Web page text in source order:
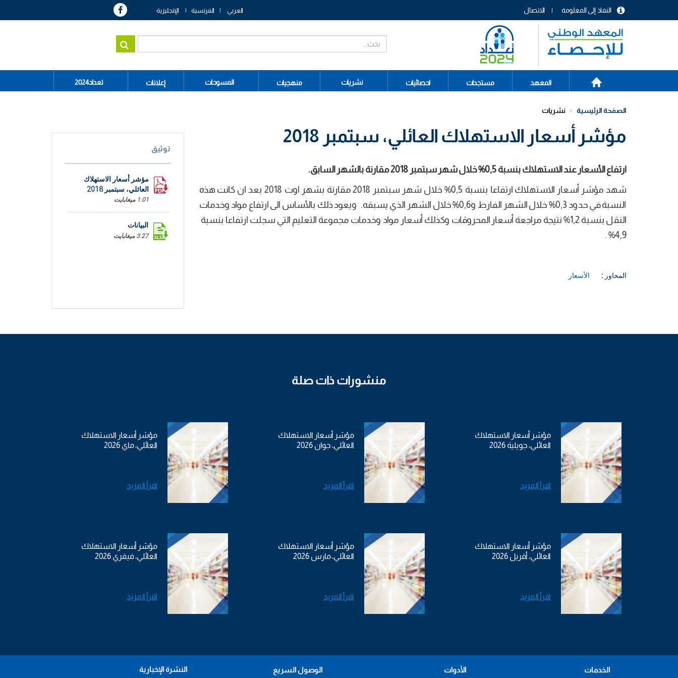
menu
header
الاتصال النفاذ إلى المعلومة العربي الفرنسية الإنجليزية
Main
navigation
الرئيسية
المعهد مستجدات احصائيات نشريات منهجيات المسوحات إعلانات تعداد2024
الصفحة الرئيسية نشريات
مؤشر أسعار الاستهلاك العائلي، سبتمبر 2018
ارتفاع الأسعار عند الاستهلاك بنسبة 0,5% خلال شهر سبتمبر 2018 مقارنة بالشهر السابق.
شهد مؤشر أسعار الاستهلاك ارتفاعا بنسبة 0,5% خلال شهر سبتمبر 2018 مقارنة بشهر اوت 2018 بعد ان كانت هذه
النسبة في حدود 0,3% خلال الشهر الفارط و0,6% خلال الشهر الذي يسبقه. ويعود ذلك بالأساس الى ارتفاع مواد وخدمات
النقل بنسبة 1,2% نتيجة مراجعة أسعار المحروقات وكذلك أسعار مواد وخدمات مجموعة التعليم التي سجلت ارتفاعا بنسبة
4,9% .
المحاور : الأسعار
توثيق
مؤشر أسعار الاستهلاك
العائلي، سبتمبر 2018
1.01 ميغابايت
البيانات
3.27 ميغابايت
منشورات ذات صلة
مؤشر أسعار الاستهلاك
العائلي، جويلية 2026
اقرأ المزيد
مؤشر أسعار الاستهلاك
العائلي، جوان 2026
اقرأ المزيد
مؤشر أسعار الاستهلاك
العائلي، ماي 2026
اقرأ المزيد
مؤشر أسعار الاستهلاك
العائلي، أفريل 2026
اقرأ المزيد
مؤشر أسعار الاستهلاك
العائلي، مارس 2026
اقرأ المزيد
مؤشر أسعار الاستهلاك
العائلي، فيفري 2026
اقرأ المزيد
الخدمات الأدوات الوصول السريع النشرة الإخبارية